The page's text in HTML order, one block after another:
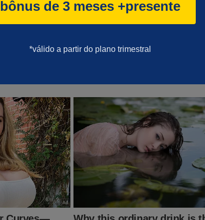
bônus de 3 meses +presente
*válido a partir do plano trimestral